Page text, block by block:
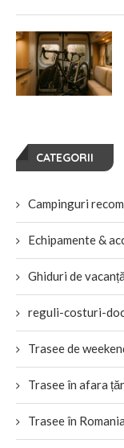
CATEGORII
Campinguri
Echipamente &
Ghiduri de
reguli-costuri-
Trasee de
Trasee în afara
Trasee în Romania